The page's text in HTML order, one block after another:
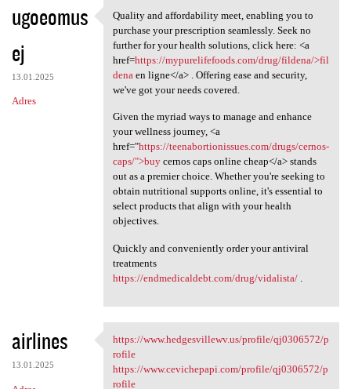
ugoeomus
ej
13.01.2025
Adres
Quality and affordability
Quality and affordability meet, enabling you to
purchase your prescription seamlessly. Seek no
further for your health solutions, click here: <a
href=https://mypurelifefoods.com/drug/fildena/>fil
dena en ligne</a> . Offering ease and security,
we've got your needs covered.
Given the myriad ways to manage and enhance
your wellness journey, <a
href="https://teenabortionissues.com/drugs/cernos-
caps/">buycernos caps online cheap</a> stands
out as a premier choice. Whether you're seeking to
obtain nutritional supports online, it's essential to
select products that align with your health
objectives.
Quickly and conveniently order your antiviral
treatments
https://endmedicaldebt.com/drug/vidalista/.
airlines
13.01.2025
https://www.hedgesvillewv.us
https://www.hedgesvillewv.us/profile/qj0306572/p
rofile
https://www.cevichepapi.com/profile/qj0306572/p
rofile